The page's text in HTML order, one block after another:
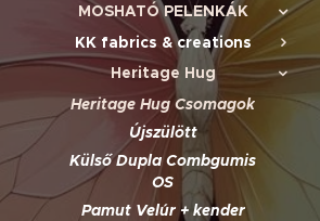
MOSHATÓ PELENKÁK
KK fabrics & creations
Heritage Hug
Heritage Hug Csomagok
Újszülött
Külső Dupla Combgumis
OS
Pamut Velúr + kender